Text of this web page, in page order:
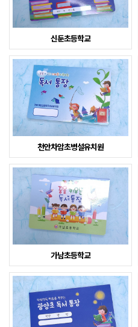
신둔초등학교
천안차암초병설유치원
가남초등학교